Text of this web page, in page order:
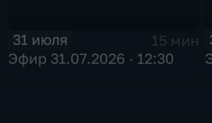
31 июля
15 мин
Эфир 31.07.2026 · 12:30